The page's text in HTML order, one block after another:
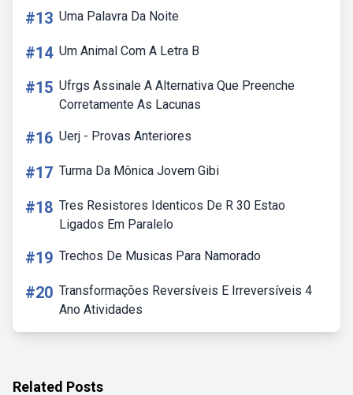
#13 Uma Palavra Da Noite
#14 Um Animal Com A Letra B
#15 Ufrgs Assinale A Alternativa Que Preenche
Corretamente As Lacunas
#16 Uerj - Provas Anteriores
#17 Turma Da Mônica Jovem Gibi
#18 Tres Resistores Identicos De R 30 Estao
Ligados Em Paralelo
#19 Trechos De Musicas Para Namorado
#20 Transformações Reversíveis E Irreversíveis 4
Ano Atividades
Related Posts